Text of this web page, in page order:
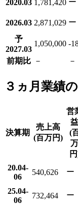
2020.03 1,781,420
2026.03 2,871,029 ー
予
2027.03
1,050,000 -
前期比 － －
３ヵ月業績
決算期
売上高
(百万円)
営
益
(
万
20.04-
06
540,626 ー
25.04-
06
732,464 ー